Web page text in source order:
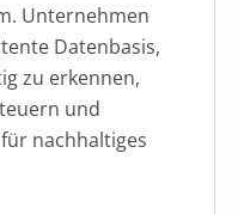
Unternehmen
Datenbasis,
zu erkennen,
und
nachhaltiges